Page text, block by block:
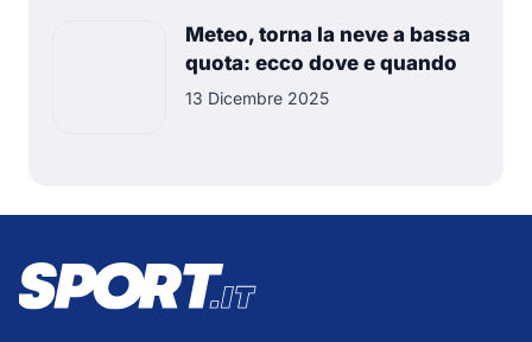
Meteo, torna la neve a bassa
quota: ecco dove e quando
13 Dicembre 2025